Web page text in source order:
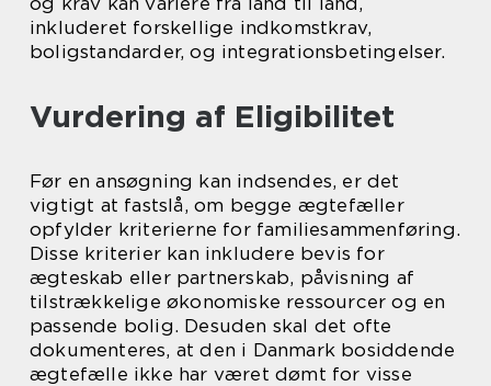
inkluderet forskellige indkomstkrav,
boligstandarder, og integrationsbetingelser.
Vurdering af Eligibilitet
Før en ansøgning kan indsendes, er det
vigtigt at fastslå, om begge ægtefæller
opfylder kriterierne for familiesammenføring.
Disse kriterier kan inkludere bevis for
ægteskab eller partnerskab, påvisning af
tilstrækkelige økonomiske ressourcer og en
passende bolig. Desuden skal det ofte
dokumenteres, at den i Danmark bosiddende
ægtefælle ikke har været dømt for visse